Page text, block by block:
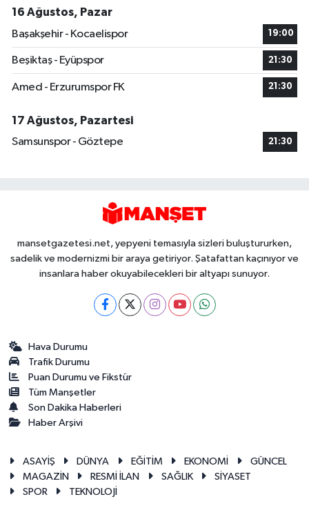
16 Ağustos, Pazar
Başakşehir - Kocaelispor
19:00
Beşiktaş - Eyüpspor 21:30
Amed - Erzurumspor FK 21:30
17 Ağustos, Pazartesi
Samsunspor - Göztepe
21:30
mansetgazetesi.net, yepyeni temasıyla sizleri buluştururken,
sadelik ve modernizmi bir araya getiriyor. Şatafattan kaçınıyor ve
insanlara haber okuyabilecekleri bir altyapı sunuyor.
Hava Durumu
Trafik Durumu
Puan Durumu ve Fikstür
Tüm Manşetler
Son Dakika Haberleri
Haber Arşivi
ASAYİŞ DÜNYA EĞİTİM EKONOMİ
GÜNCEL
MAGAZİN
RESMİ İLAN SAĞLIK
SİYASET
SPOR
TEKNOLOJİ